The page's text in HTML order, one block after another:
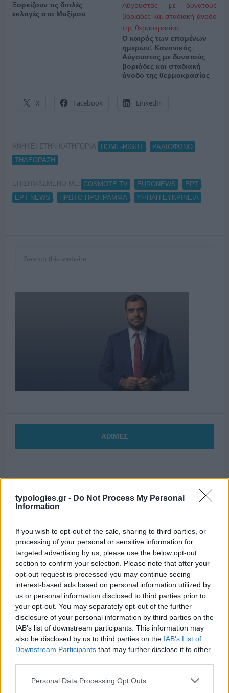
typologies.gr - Do Not Process My Personal
Information
If you wish to opt-out of the sale, sharing to third parties, or
processing of your personal or sensitive information for
targeted advertising by us, please use the below opt-out
section to confirm your selection. Please note that after your
opt-out request is processed you may continue seeing
interest-based ads based on personal information utilized by
us or personal information disclosed to third parties prior to
your opt-out. You may separately opt-out of the further
disclosure of your personal information by third parties on the
IAB’s list of downstream participants. This information may
also be disclosed by us to third parties on the IAB’s List of
Downstream Participants that may further disclose it to other
Please note that this website/app uses one or more Google
Personal Data Processing Opt Outs
Ξορκίζουν τις διπλές
εκλογές στο Μαξίμου
Ο καιρός των επομένων
ημερών: Κανονικός
Αύγουστος με δυνατούς
βοριάδες και σταδιακή
άνοδο της θερμοκρασίας
X Facebook LinkedIn
ΑΝΗΚΕΙ ΣΤΗΝ ΚΑΤΗΓΟΡΙΑ: HOME-RIGHT ΡΑΔΙΟΦΩΝΟ
ΤΗΛΕΟΡΑΣΗ
ΕΠΙΣΗΜΑΣΜΕΝΟ ΜΕ: COSMOTE TV EURONEWS ΕΡΤ
ΕΡΤ NEWS
ΠΡΩΤΟ ΠΡΟΓΡΑΜΜΑ ΥΨΗΛΗ ΕΥΚΡΙΝΕΙΑ
ΑΙΧΜΕΣ
ΑΙΧΜΕΣ: Αποχωρήσεις και
συμφωνίες
προορισμό τους και άλλοι αλλάζουν πορεία, ενώ έχουν
ξεκινήσει για άλλου καταλήγουν σε άλλο σημείο. Η
κινητικότητα είναι συνάρτηση πολλών παραγόντων,
ορισμένοι εκ των οποίων δεν είναι ορατοί προς το
παρόν. Λέγεται πως ο Ιβάν Σαββίδης τα βρήκε με την
κυβέρνηση, […]